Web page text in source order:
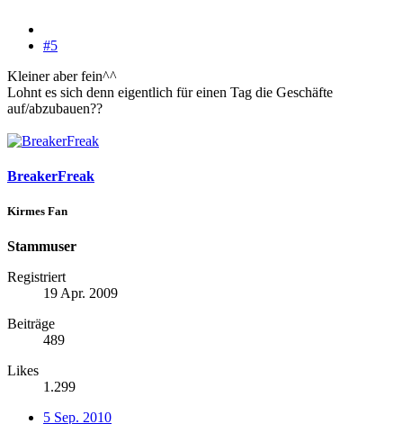
#5
Kleiner aber fein^^
Lohnt es sich denn eigentlich für einen Tag die Geschäfte
auf/abzubauen??
BreakerFreak
Kirmes Fan
Stammuser
Registriert
19 Apr. 2009
Beiträge
489
Likes
1.299
5 Sep. 2010